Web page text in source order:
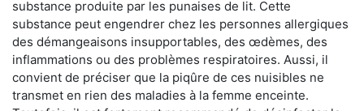
substance produite par les punaises de lit. Cette
substance peut engendrer chez les personnes allergiques
des démangeaisons insupportables, des œdèmes, des
inflammations ou des problèmes respiratoires. Aussi, il
convient de préciser que la piqûre de ces nuisibles ne
transmet en rien des maladies à la femme enceinte.